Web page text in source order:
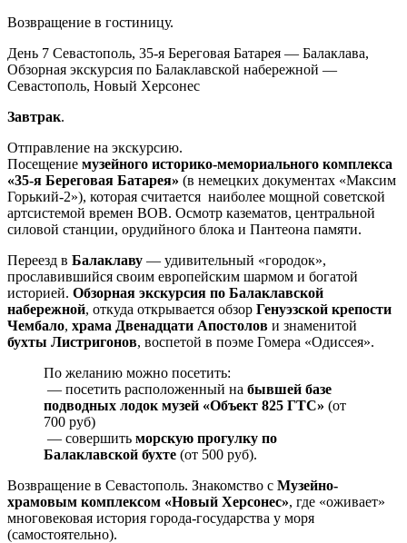
Возвращение в гостиницу.
День 7 Севастополь, 35-я Береговая Батарея — Балаклава,
Обзорная экскурсия по Балаклавской набережной —
Севастополь, Новый Херсонес
Завтрак.
Отправление на экскурсию.
Посещение музейного историко-мемориального комплекса
«35-я Береговая Батарея» (в немецких документах «Максим
Горький-2»), которая считается наиболее мощной советской
артсистемой времен ВОВ. Осмотр казематов, центральной
силовой станции, орудийного блока и Пантеона памяти.
Переезд в Балаклаву — удивительный «городок»,
прославившийся своим европейским шармом и богатой
историей. Обзорная экскурсия по Балаклавской
набережной, откуда открывается обзор Генуэзской крепости
Чембало, храма Двенадцати Апостолов и знаменитой
бухты Листригонов, воспетой в поэме Гомера «Одиссея».
По желанию можно посетить:
— посетить расположенный на бывшей базе
подводных лодок музей «Объект 825 ГТС» (от
700 руб)
— совершить морскую прогулку по
Балаклавской бухте (от 500 руб).
Возвращение в Севастополь. Знакомство с Музейно-
храмовым комплексом «Новый Херсонес», где «оживает»
многовековая история города-государства у моря
(самостоятельно).